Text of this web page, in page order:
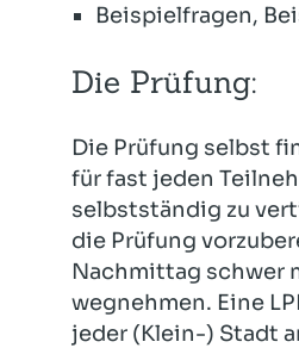
Beispielfragen,
Die Prüfung:
Die Prüfung selbst
für fast jeden
selbstständig zu
die Prüfung
Nachmittag schwer
wegnehmen. Eine
jeder (Klein-) Stadt